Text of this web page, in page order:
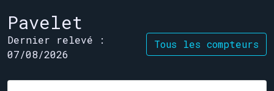
Pavelet
Tous les compteurs
Dernier relevé :
07/08/2026